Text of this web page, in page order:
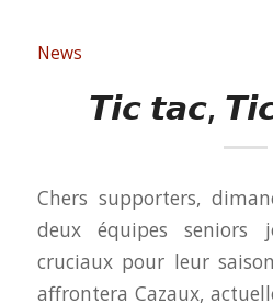
News
𝙏𝙞𝙘 𝙩𝙖𝙘,
Chers supporters,
deux équipes seniors
cruciaux pour leur
affrontera Cazaux,